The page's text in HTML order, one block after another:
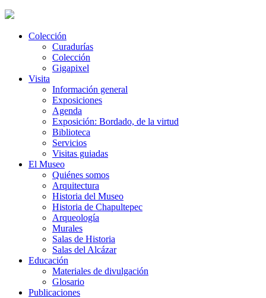
Colección
Curadurías
Colección
Gigapixel
Visita
Información general
Exposiciones
Agenda
Exposición: Bordado, de la virtud
Biblioteca
Servicios
Visitas guiadas
El Museo
Quiénes somos
Arquitectura
Historia del Museo
Historia de Chapultepec
Arqueología
Murales
Salas de Historia
Salas del Alcázar
Educación
Materiales de divulgación
Glosario
Publicaciones